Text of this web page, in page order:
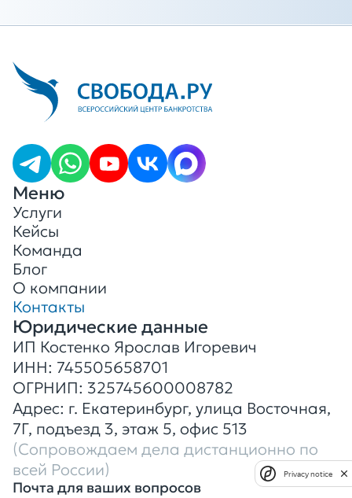
Меню
Услуги
Кейсы
Команда
Блог
О компании
Контакты
Юридические данные
ИП Костенко Ярослав Игоревич
ИНН: 745505658701
ОГРНИП: 325745600008782
Адрес: г. Екатеринбург, улица Восточная,
7Г, подъезд 3, этаж 5, офис 513
(Сопровождаем дела дистанционно по
всей России)
Почта для ваших вопросов
Privacy notice